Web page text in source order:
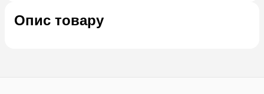
Опис товару